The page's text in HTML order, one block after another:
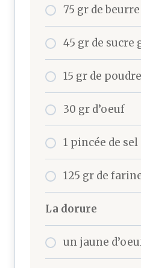
75 gr de
45 gr de sucre
15 gr de
30 gr d’oeuf
1 pincée de sel
125 gr de
La dorure
un jaune